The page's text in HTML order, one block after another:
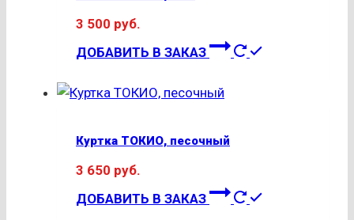
3 500 руб.
ДОБАВИТЬ В ЗАКАЗ
Этот
выбрать
Куртка ТОКИО, песочный
3 650 руб.
ДОБАВИТЬ В ЗАКАЗ
Этот